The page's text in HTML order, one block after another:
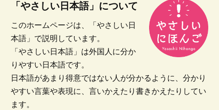
「やさしい日本語」について
このホームページは、「やさしい日
本語」で説明しています。
「やさしい日本語」は外国人に分か
りやすい日本語です。
日本語があまり得意ではない人が分かるように、分かり
やすい言葉や表現に、言いかえたり書きかえたりしてい
ます。